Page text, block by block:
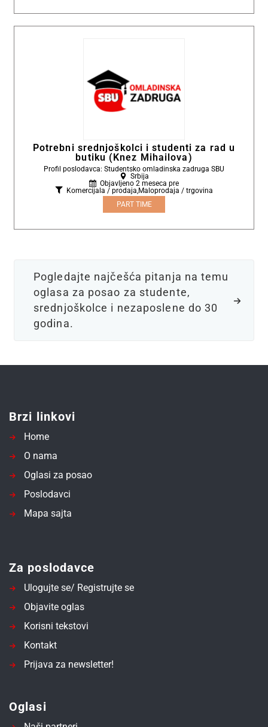
Potrebni srednjoškolci i studenti za rad u
butiku (Knez Mihailova)
Profil poslodavca: Studentsko omladinska zadruga SBU
Srbija
Objavljeno 2 meseca pre
Komercijala / prodaja,Maloprodaja / trgovina
PART TIME
Pogledajte najčešća pitanja na temu
oglasa za posao za studente,
srednjoškolce i nezaposlene do 30
godina.
Brzi linkovi
Home
O nama
Oglasi za posao
Poslodavci
Mapa sajta
Za poslodavce
Ulogujte se/ Registrujte se
Objavite oglas
Korisni tekstovi
Kontakt
Prijava za newsletter!
Oglasi